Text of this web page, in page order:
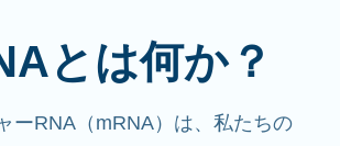
とは何か？
ーRNA（mRNA）は、私たちの